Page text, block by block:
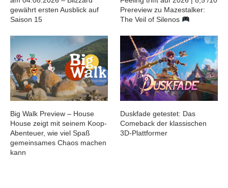
gewährt ersten Ausblick auf
Saison 15
Prereview zu Mazestalker:
The Veil of Silenos
Big Walk Preview – House
House zeigt mit seinem Koop-
Abenteuer, wie viel Spaß
gemeinsames Chaos machen
kann
Duskfade getestet: Das
Comeback der klassischen
3D-Plattformer